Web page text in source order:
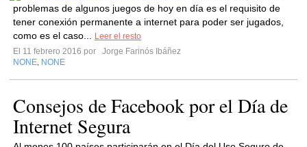
problemas de algunos juegos de hoy en día es el requisito de
tener conexión permanente a internet para poder ser jugados,
como es el caso...
Leer el resto
El 11 febrero 2016 por
Jorge Farinós Ibáñez
NONE NONE
Consejos de Facebook por el Día de
Internet Segura